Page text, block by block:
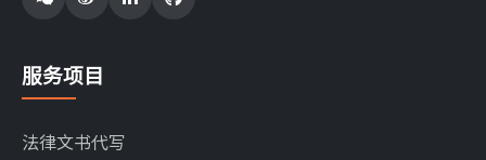
服务项目
法律文书代写